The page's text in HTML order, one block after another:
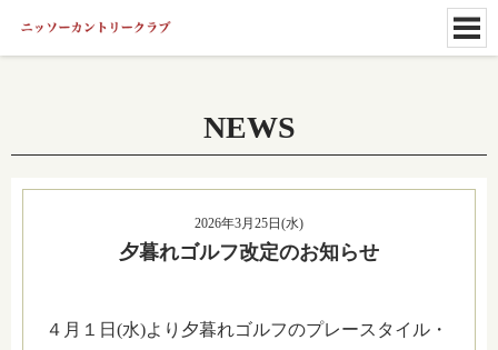
NEWS
2026年3月25日(水)
夕暮れゴルフ改定のお知らせ
４月１日(水)より夕暮れゴルフのプレースタイル・